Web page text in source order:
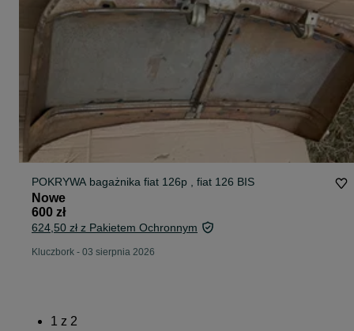
POKRYWA bagażnika fiat 126p , fiat 126 BIS
Nowe
600 zł
624,50 zł z Pakietem Ochronnym
Kluczbork - 03 sierpnia 2026
1 z 2